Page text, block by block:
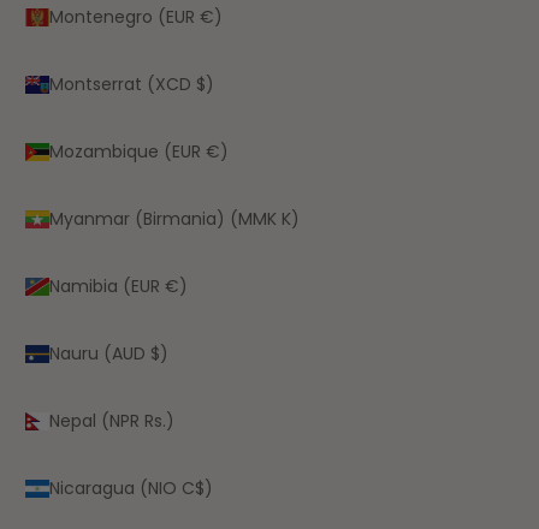
Montenegro (EUR €)
Montserrat (XCD $)
Mozambique (EUR €)
Myanmar (Birmania) (MMK K)
Namibia (EUR €)
Nauru (AUD $)
Nepal (NPR Rs.)
Nicaragua (NIO C$)